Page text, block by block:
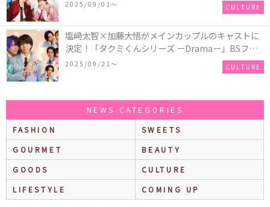
ト、リムレスメガネを身に着けたCoolな姿で登場
2025/09/01〜 CULTURE
塩﨑太智×加藤大悟がメインカップルのキャストに
決定！「タクミくんシリーズ －Drama－」BSフ
ジ・FODにて放送＆独占配信決定！シリーズ累計
500万部を超える大人気BL小説、初の連続ドラマ
2025/09/21〜 CULTURE
NEWS CATEGORIES
FASHION
SWEETS
GOURMET
BEAUTY
GOODS
CULTURE
LIFESTYLE
COMING UP